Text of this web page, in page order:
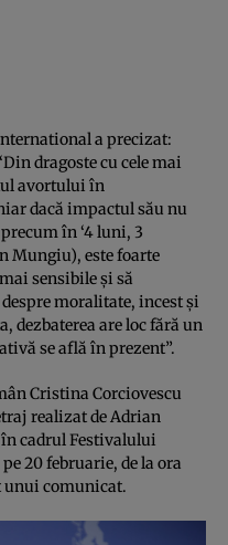
a precizat:
dragoste cu cele mai
avortului în
dacă impactul său nu
în ‘4 luni, 3
Mungiu), este foarte
sensibile şi să
moralitate, incest şi
dezbaterea are loc fără un
se află în prezent”.
Cristina Corciovescu
realizat de Adrian
cadrul Festivalului
20 februarie, de la ora
unui comunicat.